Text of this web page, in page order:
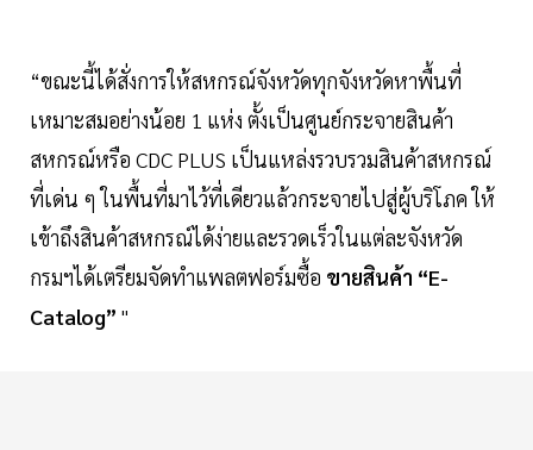
“ขณะนี้ได้สั่งการให้สหกรณ์จังหวัดทุกจังหวัดหาพื้นที่
เหมาะสมอย่างน้อย 1 แห่ง ตั้งเป็นศูนย์กระจายสินค้า
สหกรณ์หรือ CDC PLUS เป็นแหล่งรวบรวมสินค้าสหกรณ์
ที่เด่น ๆ ในพื้นที่มาไว้ที่เดียวแล้วกระจายไปสู่ผู้บริโภค ให้
เข้าถึงสินค้าสหกรณ์ได้ง่ายและรวดเร็วในแต่ละจังหวัด
กรมฯได้เตรียมจัดทำแพลตฟอร์มซื้อ ขายสินค้า “E-
Catalog” "